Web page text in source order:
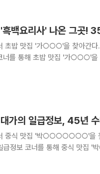
가○○○'을 찾아간다. 25일 방송되는 KBS2
통해 초밥 맛집 '가○○○'을 찾아간다
바
맛집 '박○○○○○○○'을 찾아간다.
급정보 코너를 통해 중식 맛
다. 수타면답게 쫄깃한